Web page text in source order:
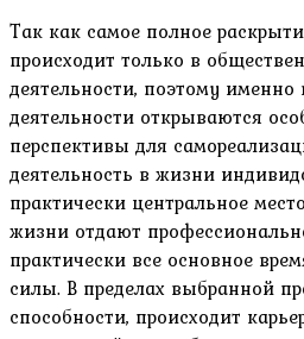
Так как самое полное
происходит только в
деятельности, поэтому
деятельности открываются
перспективы для
деятельность в жизни
практически центральное
жизни отдают
практически все основное
силы. В пределах выбранной
способности, происходит